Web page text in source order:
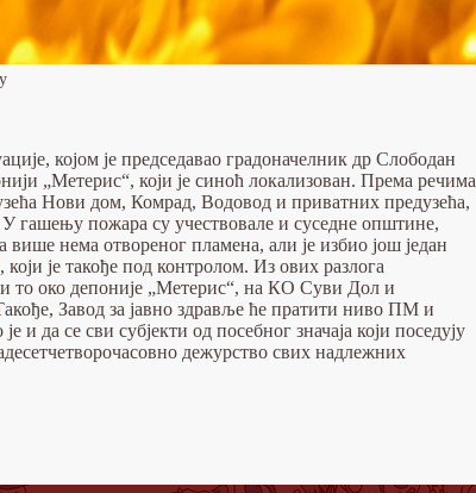
којом је председавао градоначелник др Слободан
„Метерис“, који је синоћ локализован. Према речима
Нови дом, Комрад, Водовод и приватних предузећа,
гашењу пожара су учествовале и суседне општине,
нема отвореног пламена, али је избио још један
је такође под контролом. Из ових разлога
и то око депоније „Метерис“, на КО Суви Дол и
Завод за јавно здравље ће пратити ниво ПМ и
и да се сви субјекти од посебног значаја који поседују
дежурство свих надлежних